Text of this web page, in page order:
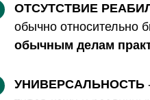
ОТСУТСТВИЕ
обычно относительно
обычным делам
УНИВЕРСАЛЬНОСТЬ